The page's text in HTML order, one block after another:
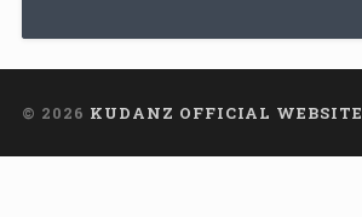
© 2026 KUDANZ OFFICIAL WEBSITE